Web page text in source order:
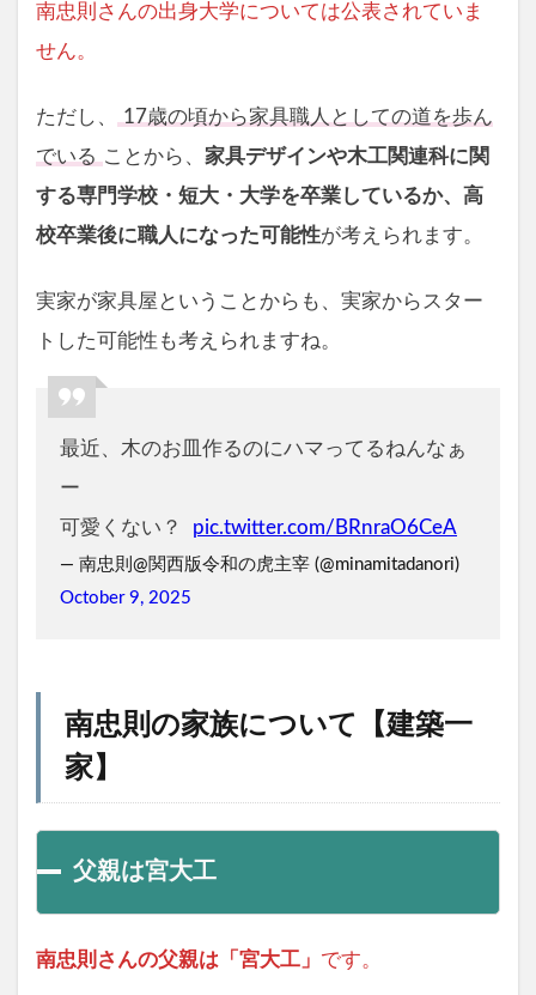
南忠則さんの出身大学については公表されていま
せん。
ただし、 17歳の頃から家具職人としての道を歩ん
でいる ことから、 家具デザインや木工関連科に関
する専門学校・短大・大学を卒業しているか、高
校卒業後に職人になった可能性が考えられます。
実家が家具屋ということからも、実家からスター
トした可能性も考えられますね。
最近、木のお皿作るのにハマってるねんなぁ
ー
可愛くない？ pic.twitter.com/BRnraO6CeA
— 南忠則@関西版令和の虎主宰 (@minamitadanori)
October 9, 2025
南忠則の家族について【建築一
家】
父親は宮大工
南忠則さんの父親は「宮大工」 です。